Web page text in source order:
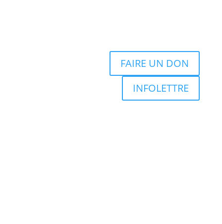
FAIRE UN DON
INFOLETTRE